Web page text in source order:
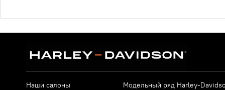
Наши салоны
Модельный ряд Harley-